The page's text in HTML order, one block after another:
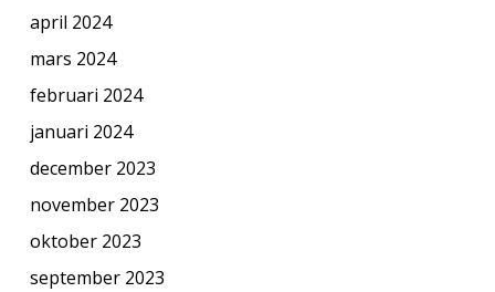
april 2024
mars 2024
februari 2024
januari 2024
december 2023
november 2023
oktober 2023
september 2023